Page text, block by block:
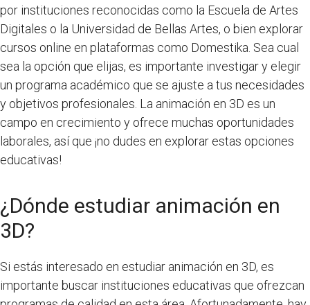
por instituciones reconocidas como la Escuela de Artes
Digitales o la Universidad de Bellas Artes, o bien explorar
cursos online en plataformas como Domestika. Sea cual
sea la opción que elijas, es importante investigar y elegir
un programa académico que se ajuste a tus necesidades
y objetivos profesionales. La animación en 3D es un
campo en crecimiento y ofrece muchas oportunidades
laborales, así que ¡no dudes en explorar estas opciones
educativas!
¿Dónde estudiar animación en
3D?
Si estás interesado en estudiar animación en 3D, es
importante buscar instituciones educativas que ofrezcan